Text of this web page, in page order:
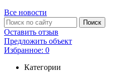
Все новости
Оставить отзыв
Предложить объект
Избранное: 0
Категории